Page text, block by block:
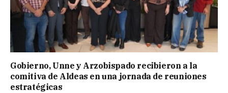
Gobierno, Unne y Arzobispado recibieron a la
comitiva de Aldeas en una jornada de reuniones
estratégicas